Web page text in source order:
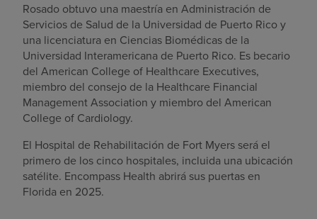
Rosado obtuvo una maestría en Administración de
Servicios de Salud de la Universidad de Puerto Rico y
una licenciatura en Ciencias Biomédicas de la
Universidad Interamericana de Puerto Rico. Es becario
del American College of Healthcare Executives,
miembro del consejo de la Healthcare Financial
Management Association y miembro del American
College of Cardiology.
El Hospital de Rehabilitación de Fort Myers será el
primero de los cinco hospitales, incluida una ubicación
satélite. Encompass Health abrirá sus puertas en
Florida en 2025.